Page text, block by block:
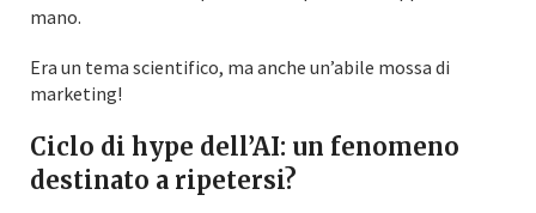
mano.
Era un tema scientifico, ma anche un’abile mossa di
marketing!
Ciclo di hype dell’AI: un fenomeno
destinato a ripetersi?